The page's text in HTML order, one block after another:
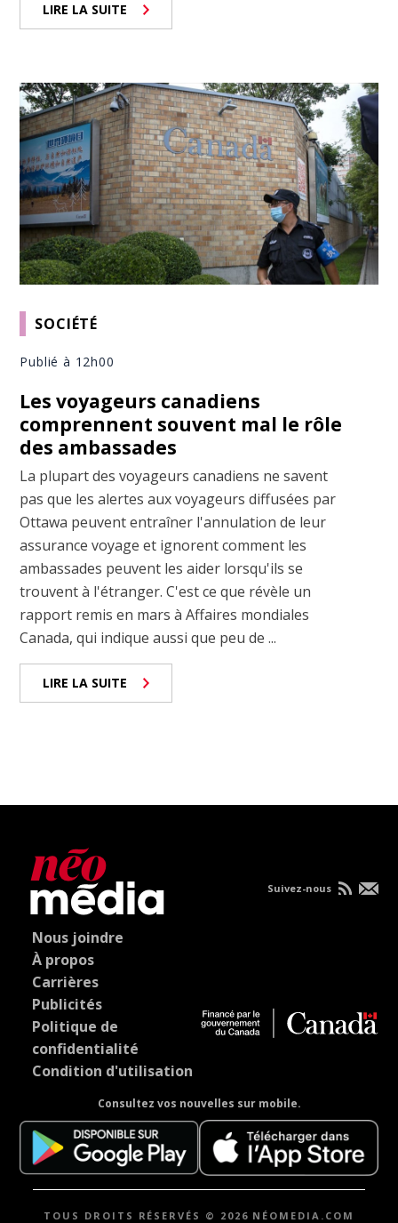
LIRE LA SUITE
SOCIÉTÉ
Publié à 12h00
Les voyageurs canadiens
comprennent souvent mal le rôle
des ambassades
La plupart des voyageurs canadiens ne savent
pas que les alertes aux voyageurs diffusées par
Ottawa peuvent entraîner l'annulation de leur
assurance voyage et ignorent comment les
ambassades peuvent les aider lorsqu'ils se
trouvent à l'étranger. C'est ce que révèle un
rapport remis en mars à Affaires mondiales
Canada, qui indique aussi que peu de ...
LIRE LA SUITE
Nous joindre
À propos
Carrières
Publicités
Politique de
confidentialité
Condition d'utilisation
Consultez vos nouvelles sur mobile.
Suivez-nous
TOUS DROITS RÉSERVÉS © 2026 NÉOMEDIA.COM